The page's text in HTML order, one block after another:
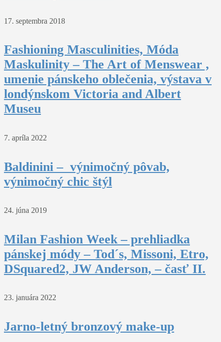
17. septembra 2018
Fashioning Masculinities, Móda
Maskulinity – The Art of Menswear ,
umenie pánskeho oblečenia, výstava v
londýnskom Victoria and Albert
Museu
7. apríla 2022
Baldinini – výnimočný pôvab,
výnimočný chic štýl
24. júna 2019
Milan Fashion Week – prehliadka
pánskej módy – Tod´s, Missoni, Etro,
DSquared2, JW Anderson, – časť II.
23. januára 2022
Jarno-letný bronzový make-up